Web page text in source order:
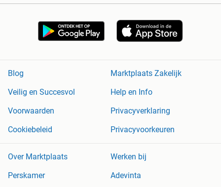
Blog
Marktplaats Zakelijk
Veilig en Succesvol
Help en Info
Voorwaarden
Privacyverklaring
Cookiebeleid
Privacyvoorkeuren
Over Marktplaats
Werken bij
Perskamer
Adevinta